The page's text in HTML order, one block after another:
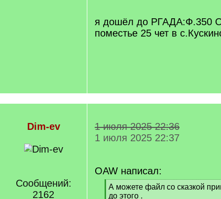
я дошёл до РГАДА:Ф.350
поместье 25 чет в
Dim-ev
Сообщений:
2162
1 июля 2025 22:36
1 июля 2025 22:37
OAW написал:
[
q
А можете файл со сказкой
до этого .